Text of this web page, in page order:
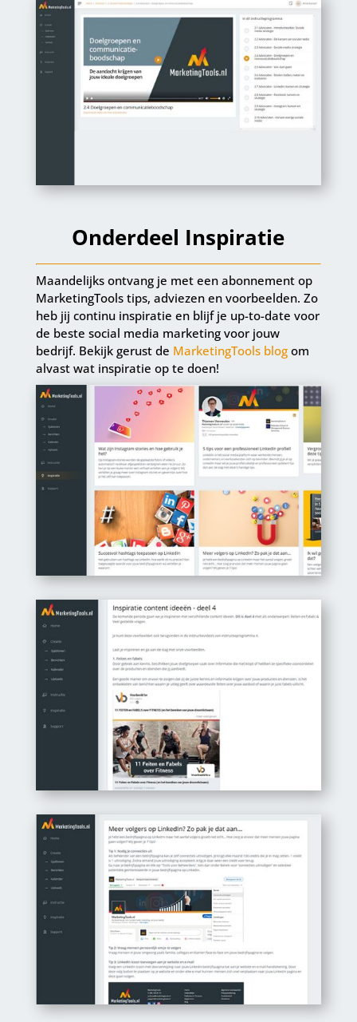
Onderdeel Inspiratie
Maandelijks ontvang je met een abonnement op
MarketingTools tips, adviezen en voorbeelden. Zo
heb jij continu inspiratie en blijf je up-to-date voor
de beste social media marketing voor jouw
bedrijf. Bekijk gerust de MarketingTools blogom
alvast wat inspiratie op te doen!